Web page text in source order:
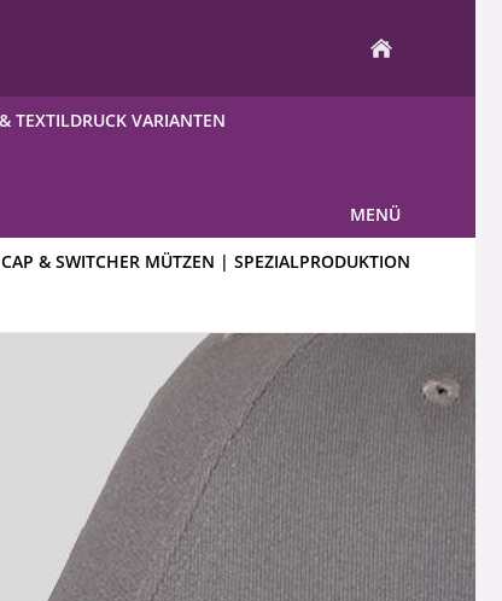
TEXTILDRUCK VARIANTEN
MENÜ
& SWITCHER MÜTZEN | SPEZIALPRODUKTION